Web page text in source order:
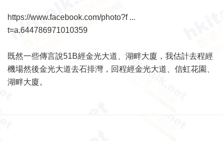
https://www.facebook.com/photo?f ...
t=a.644786971010359
既然一些傳言說51B經金光大道、湖畔大廈，我估計去程經
機場然後金光大道去石排灣，回程經金光大道、信虹花園、
湖畔大廈。